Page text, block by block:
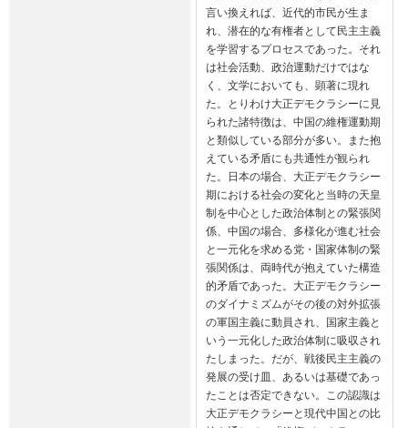
言い換えれば、近代的市民が生ま
れ、潜在的な有権者として民主主義
を学習するプロセスであった。それ
は社会活動、政治運動だけではな
く、文学においても、顕著に現れ
た。とりわけ大正デモクラシーに見
られた諸特徴は、中国の維権運動期
と類似している部分が多い。また抱
えている矛盾にも共通性が観られ
た。日本の場合、大正デモクラシー
期における社会の変化と当時の天皇
制を中心とした政治体制との緊張関
係、中国の場合、多様化が進む社会
と一元化を求める党・国家体制の緊
張関係は、両時代が抱えていた構造
的矛盾であった。大正デモクラシー
のダイナミズムがその後の対外拡張
の軍国主義に動員され、国家主義と
いう一元化した政治体制に吸収され
たしまった。だが、戦後民主主義の
発展の受け皿、あるいは基礎であっ
たことは否定できない。この認識は
大正デモクラシーと現代中国との比